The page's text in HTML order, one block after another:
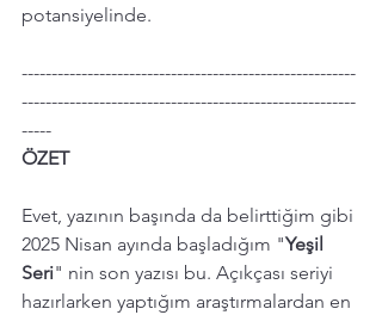
potansiyelinde.
--------------------------------------------------------
--------------------------------------------------------
-----
ÖZET
Evet, yazının başında da belirttiğim gibi
2025 Nisan ayında başladığım "Yeşil
Seri" nin son yazısı bu. Açıkçası seriyi
hazırlarken yaptığım araştırmalardan en